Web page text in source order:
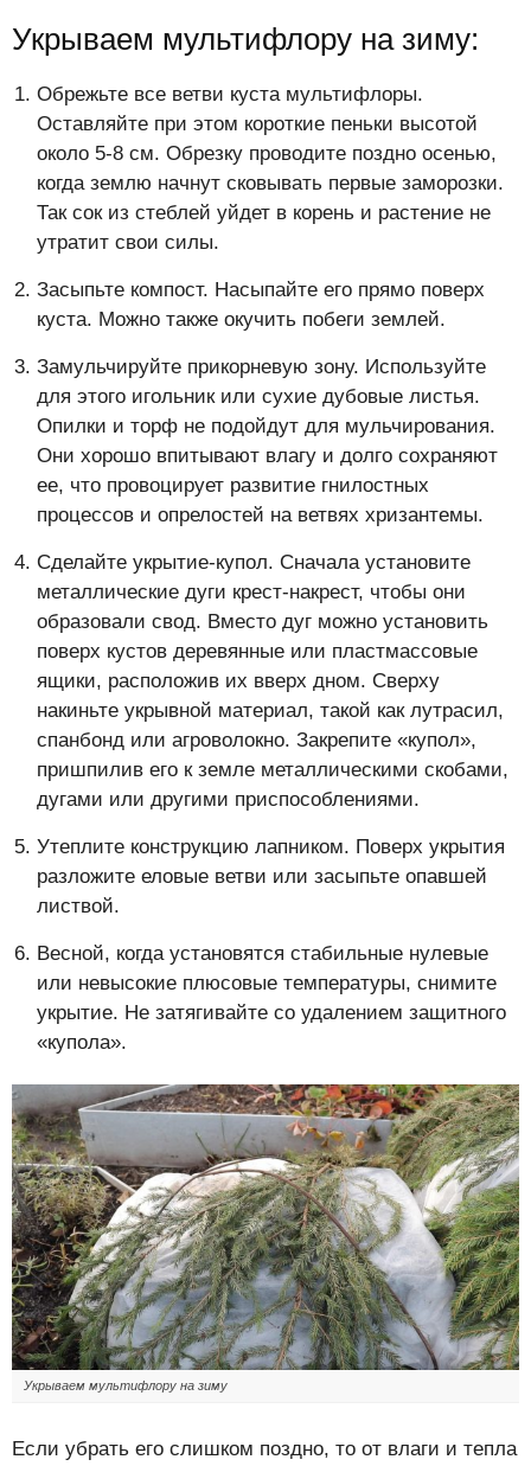
Укрываем мультифлору на зиму:
Обрежьте все ветви куста мультифлоры.
Оставляйте при этом короткие пеньки высотой
около 5-8 см. Обрезку проводите поздно осенью,
когда землю начнут сковывать первые заморозки.
Так сок из стеблей уйдет в корень и растение не
утратит свои силы.
Засыпьте компост. Насыпайте его прямо поверх
куста. Можно также окучить побеги землей.
Замульчируйте прикорневую зону. Используйте
для этого игольник или сухие дубовые листья.
Опилки и торф не подойдут для мульчирования.
Они хорошо впитывают влагу и долго сохраняют
ее, что провоцирует развитие гнилостных
процессов и опрелостей на ветвях хризантемы.
Сделайте укрытие-купол. Сначала установите
металлические дуги крест-накрест, чтобы они
образовали свод. Вместо дуг можно установить
поверх кустов деревянные или пластмассовые
ящики, расположив их вверх дном. Сверху
накиньте укрывной материал, такой как лутрасил,
спанбонд или агроволокно. Закрепите «купол»,
пришпилив его к земле металлическими скобами,
дугами или другими приспособлениями.
Утеплите конструкцию лапником. Поверх укрытия
разложите еловые ветви или засыпьте опавшей
листвой.
Весной, когда установятся стабильные нулевые
или невысокие плюсовые температуры, снимите
укрытие. Не затягивайте со удалением защитного
«купола».
Укрываем мультифлору на зиму
Если убрать его слишком поздно, то от влаги и тепла